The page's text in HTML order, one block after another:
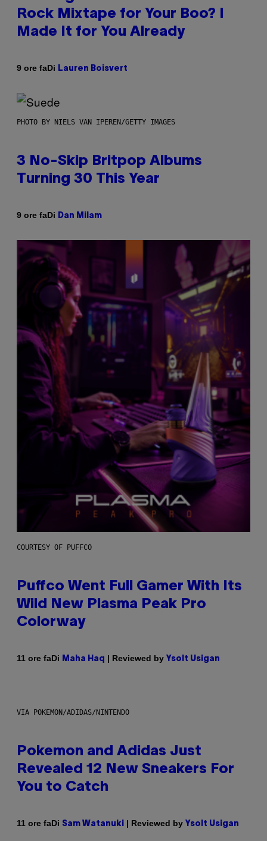
Rock Mixtape for Your Boo? I
Made It for You Already
9 ore faDi Lauren Boisvert
PHOTO BY NIELS VAN IPEREN/GETTY IMAGES
3 No-Skip Britpop Albums
Turning 30 This Year
9 ore faDi Dan Milam
COURTESY OF PUFFCO
Puffco Went Full Gamer With Its
Wild New Plasma Peak Pro
Colorway
11 ore faDi Maha Haq | Reviewed by Ysolt Usigan
VIA POKEMON/ADIDAS/NINTENDO
Pokemon and Adidas Just
Revealed 12 New Sneakers For
You to Catch
11 ore faDi Sam Watanuki | Reviewed by Ysolt Usigan